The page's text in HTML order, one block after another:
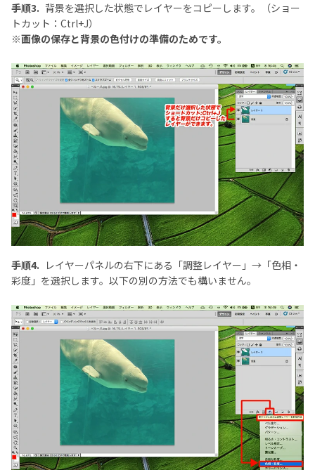
手順3. 背景を選択した状態でレイヤーをコピーします。（ショー
トカット：Ctrl+J）
※画像の保存と背景の色付けの準備のためです。
手順4. レイヤーパネルの右下にある「調整レイヤー」→「色相・
彩度」を選択します。以下の別の方法でも構いません。